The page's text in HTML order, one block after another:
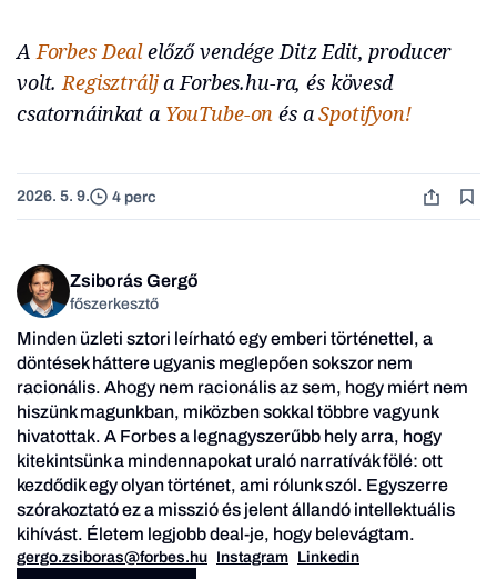
A Forbes Deal előző vendége Ditz Edit, producer
volt.Regisztrálja Forbes.hu-ra, és kövesd
csatornáinkat a YouTube-on és aSpotifyon!
2026. 5. 9. 4 perc
Zsiborás Gergő
főszerkesztő
Minden üzleti sztori leírható egy emberi történettel, a
döntések háttere ugyanis meglepően sokszor nem
racionális. Ahogy nem racionális az sem, hogy miért nem
hiszünk magunkban, miközben sokkal többre vagyunk
hivatottak. A Forbes a legnagyszerűbb hely arra, hogy
kitekintsünk a mindennapokat uraló narratívák fölé: ott
kezdődik egy olyan történet, ami rólunk szól. Egyszerre
szórakoztató ez a misszió és jelent állandó intellektuális
kihívást. Életem legjobb deal-je, hogy belevágtam.
gergo.zsiboras@forbes.hu Instagram Linkedin